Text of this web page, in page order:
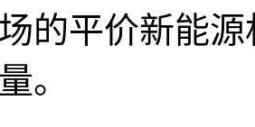
的平价新能
。